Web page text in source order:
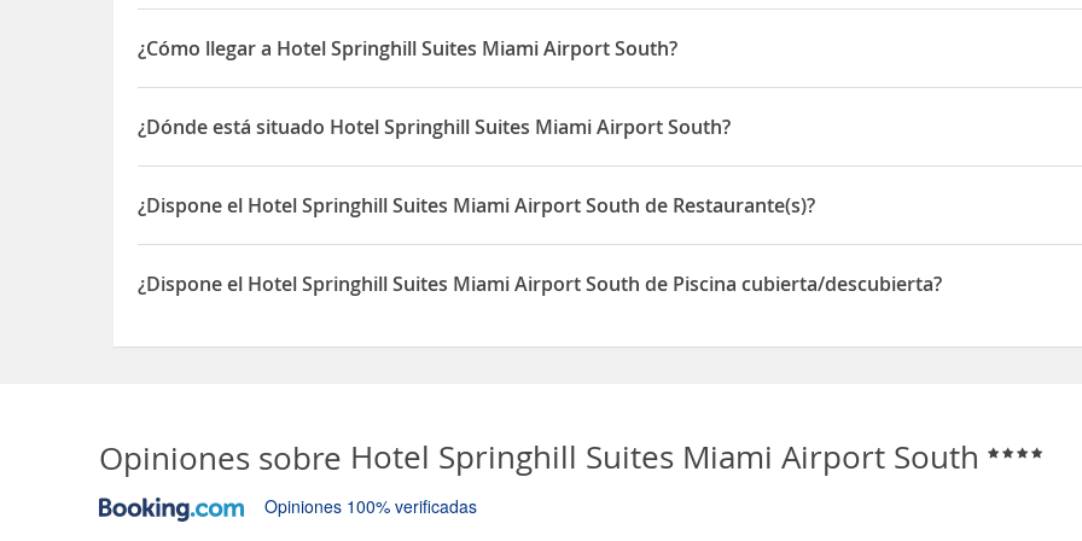
La entrada a Hotel Springhill Suites Miami Airport South esA partir delas 15:00 horas y la salidaAntes delas 12:00
¿Cómo llegar a Hotel Springhill Suites Miami Airport South?
El centro de la ciudad deMiamiy elAmerican Airlines Arena, sede del equipo profesional de baloncesto Miami
en coche delhotel . El centro comercial Dolphin Mall se encuentra a 8,2 km.
¿Dónde está situado Hotel Springhill Suites Miami Airport South?
El Hotel Springhill Suites Miami Airport South está situado en 6700 Northwest 7th Street - 33126
¿Dispone el Hotel Springhill Suites Miami Airport South de Restaurante(s)?
Sí, el Hotel Springhill Suites Miami Airport South dispone de Restaurante(s)
¿Dispone el Hotel Springhill Suites Miami Airport South de Piscina cubierta/descubierta?
Opiniones sobre Hotel Springhill Suites Miami Airport South
Opiniones 100% verificadas